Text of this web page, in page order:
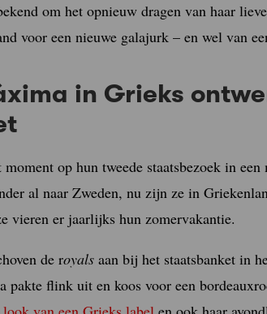
om het opnieuw dragen van haar
voor een nieuwe galajurk – en wel van
in Grieks
op hun tweede staatsbezoek in
al naar Zweden, nu zijn ze in
vieren er jaarlijks hun zomervakantie.
de royals aan bij het staatsbanket in
pakte flink uit en koos voor een